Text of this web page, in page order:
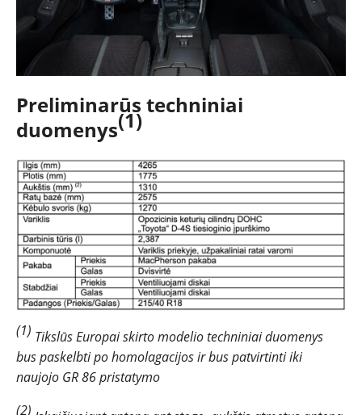
Preliminarūs techniniai
duomenys(1)
(1) Tikslūs Europai skirto modelio techniniai duomenys
bus paskelbti po homolagacijos ir bus patvirtinti iki
naujojo GR 86 pristatymo
(2)